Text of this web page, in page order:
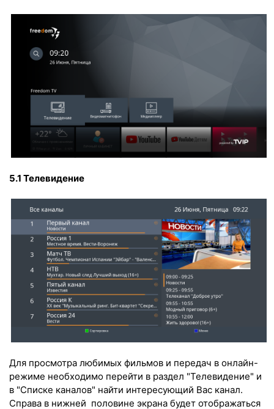
5.1 Телевидение
Для просмотра любимых фильмов и передач в онлайн-
режиме необходимо перейти в раздел "Телевидение" и
в "Списке каналов" найти интересующий Вас канал.
Справа в нижней половине экрана будет отображаться